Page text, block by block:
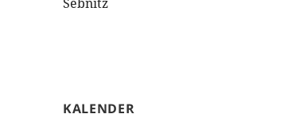
KALENDER